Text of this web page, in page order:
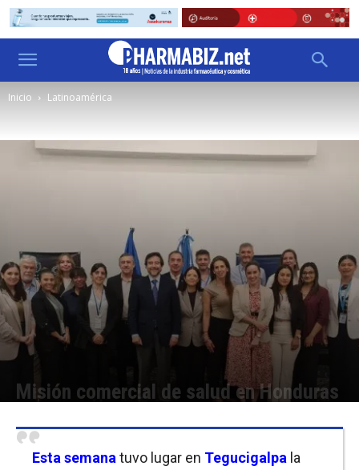
Inicio Latinoamérica
Misión comercial de salud en Honduras
Esta semana tuvo lugar en Tegucigalpa la